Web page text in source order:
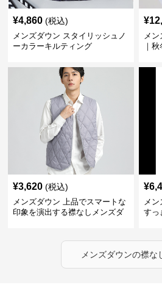
¥4,860 (税込)
メンズダウン スタイリッシュノ
ーカラーキルティング
¥
メン
｜
¥3,620 (税込)
メンズダウン 上品でスマートな
印象を演出する襟なしメンズダ
¥
メン
すっ
メンズダウンの襟な